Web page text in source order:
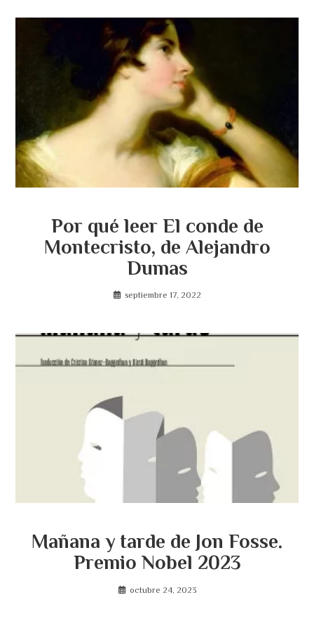
Por qué leer El conde de
Montecristo, de Alejandro
Dumas
septiembre 17, 2022
Mañana y tarde de Jon Fosse.
Premio Nobel 2023
octubre 24, 2023